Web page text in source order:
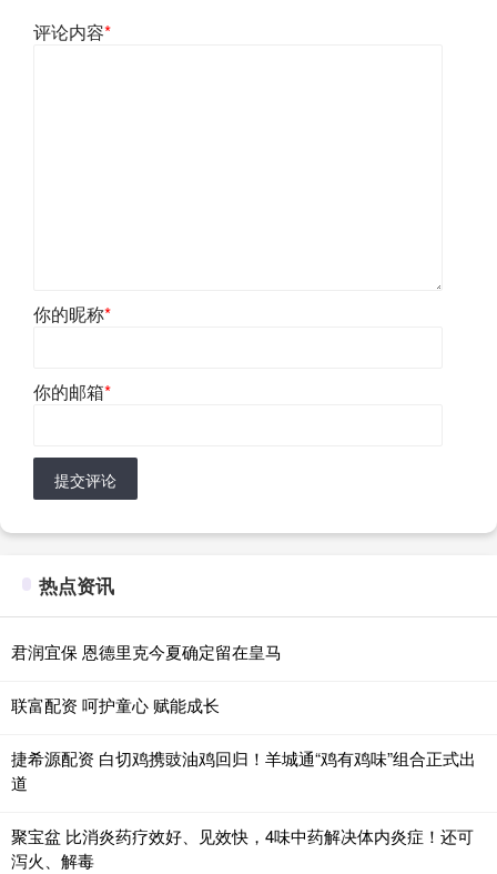
评论内容*
你的昵称*
你的邮箱*
提交评论
热点资讯
君润宜保 恩德里克今夏确定留在皇马
联富配资 呵护童心 赋能成长
捷希源配资 白切鸡携豉油鸡回归！羊城通“鸡有鸡味”组合正式出
道
聚宝盆 比消炎药疗效好、见效快，4味中药解决体内炎症！还可
泻火、解毒